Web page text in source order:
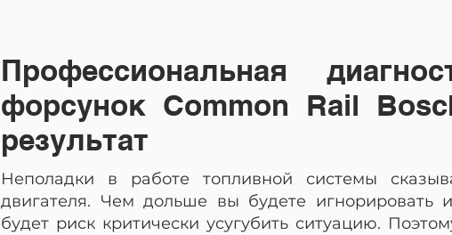
Профессиональная
форсунок Common Rail
результат
Неполадки в работе топливной системы
двигателя. Чем дольше вы будете игнорировать
будет риск критически усугубить ситуацию.